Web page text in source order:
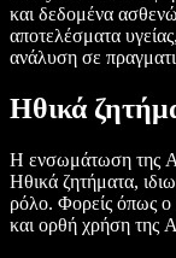
και δεδομένα
αποτελέσματα
ανάλυση σε
Ηθικά
Η ενσωμάτωση της
Ηθικά ζητήματα,
ρόλο. Φορείς όπως ο
και ορθή χρήση της